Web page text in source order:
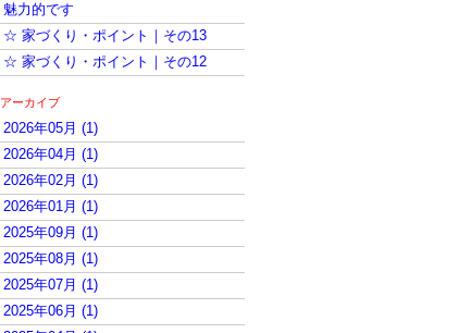
魅力的です
☆ 家づくり・ポイント｜その13
☆ 家づくり・ポイント｜その12
アーカイブ
2026年05月 (1)
2026年04月 (1)
2026年02月 (1)
2026年01月 (1)
2025年09月 (1)
2025年08月 (1)
2025年07月 (1)
2025年06月 (1)